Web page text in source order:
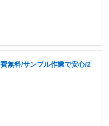
無料/サンプル作業で安心/2